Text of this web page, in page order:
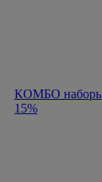
КОМБО
15%